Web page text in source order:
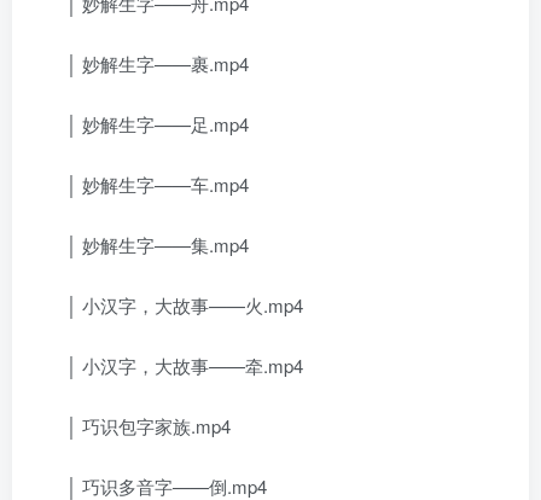
│ 妙解生字——裹.mp4
│ 妙解生字——足.mp4
│ 妙解生字——车.mp4
│ 妙解生字——集.mp4
│ 小汉字，大故事——火.mp4
│ 小汉字，大故事——牵.mp4
│ 巧识包字家族.mp4
│ 巧识多音字——倒.mp4